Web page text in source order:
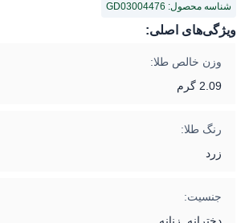
شناسه محصول: GD03004476
ویژگی‌های اصلی:
وزن خالص طلا:
2.09 گرم
رنگ طلا:
زرد
جنسیت: